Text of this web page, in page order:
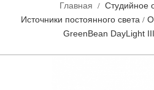
Главная
Студийное
Источники постоянного света
GreenBean DayLight